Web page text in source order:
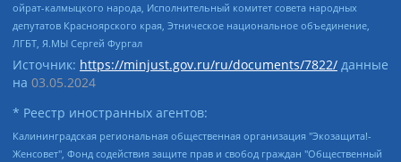
ойрат-калмыцкого народа, Исполнительный комитет совета народных
депутатов Красноярского края, Этническое национальное объединение,
ЛГБТ, Я.МЫ Сергей Фургал
Источник: https://minjust.gov.ru/ru/documents/7822/ данные
на 03.05.2024
* Реестр иностранных агентов:
Калининградская региональная общественная организация "Экозащита!-Женсовет", Фонд содействия защите прав и свобод граждан "Общественный вердикт", Фонд "Институт Развития Свободы Информации", Частное учреждение "Информационное агентство МЕМО. РУ", Региональная общественная организация "Общественная комиссия по сохранению наследия академика Сахарова", Фонд поддержки свободы прессы, Санкт-Петербургская общественная правозащитная организация "Гражданский контроль", Межрегиональная общественная организация "Информационно-просветительский центр "Мемориал", Региональный Фонд "Центр Защиты Прав Средств Массовой Информации", с 05.12.2023 Фонд "Центр Защиты Прав Средств массовой информации", Региональная общественная благотворительная организация помощи беженцам и мигрантам "Гражданское содействие", Негосударственное образовательное учреждение дополнительного профессионального образования (повышение квалификации) специалистов "АКАДЕМИЯ ПО ПРАВАМ ЧЕЛОВЕКА", Свердловская региональная общественная организация "Сутяжник", Автономная некоммерческая организация "Центр независимых социологических исследований", Союз общественных объединений "Российский исследовательский центр по правам человека", Региональное общественное учреждение научно-информационный центр "МЕМОРИАЛ", Некоммерческая организация "Фонд защиты гласности", Автономная некоммерческая организация "Институт прав человека", Городская общественная организация "Екатеринбургское общество "МЕМОРИАЛ", Городская общественная организация "Рязанское историко-просветительское и правозащитное общество "Мемориал" (Рязанский Мемориал), Челябинский региональный орган общественной самодеятельности – женское общественное объединение "Женщины Евразии", Челябинский региональный орган общественной самодеятельности "Уральская правозащитная группа", Фонд содействия защите здоровья и социальной справедливости имени Андрея Рылькова, Автономная Некоммерческая Организация "Аналитический Центр Юрия Левады", Автономная некоммерческая организация социальной поддержки населения "Проект Апрель", Региональная общественная организация помощи женщинам и детям, находящимся в кризисной ситуации "Информационно-методический центр "Анна", Фонд содействия развитию массовых коммуникаций и правовому просвещению "Так-так-Так", Фонд содействия устойчивому развитию "Серебряная тайга", Свердловский региональный общественный фонд социальных проектов "Новое время", "Idel.Реалии", Кавказ.Реалии, Крым.Реалии, Телеканал Настоящее Время, Татаро-башкирская служба Радио Свобода (Azatliq Radiosi), Радио Свободная Европа/Радио Свобода (PCE/PC), "Сибирь.Реалии", "Фактограф", Благотворительный фонд помощи осужденным и их семьям, Автономная некоммерческая организация "Институт глобализации и социальных движений", Фонд "В защиту прав заключенных", Частное учреждение "Центр поддержки и содействия развитию средств массовой информации", Пензенский региональный общественный благотворительный фонд "Гражданский союз", "Север.Реалии", Некоммерческая организация Фонд "Правовая инициатива", Общество с ограниченной ответственностью "Радио Свободная Европа/Радио Свобода", Чешское информационное агентство "MEDIUM-ORIENT", Красноярская региональная общественная организация "Мы против СПИДа", Камалягин Денис Николаевич, Маркелов Сергей Евгеньевич, Пономарев Лев Александрович, Савицкая Людмила Алексеевна, Автономная некоммерческая организация "Центр по работе с проблемой насилия "НАСИЛИЮ.НЕТ", Межрегиональный профессиональный союз работников здравоохранения "Альянс врачей", Юридическое лицо, зарегистрированное в Латвийской Республике, SIA "Medusa Project" (регистрационный номер 40103797863, дата регистрации 10.06.2014), Некоммерческая организация "Фонд по борьбе с коррупцией", Автономная некоммерческая организация "Институт права и публичной политики", Баданин Роман Сергеевич, Гликин Максим Александрович, Железнова Мария Михайловна, Лукьянова Юлия Сергеевна, Маетная Елизавета Витальевна, Маняхин Петр Борисович, Чуракова Ольга Владимировна, Ярош Юлия Петровна, Юридическое лицо "The Insider SIA", зарегистрированное в Риге, Латвийская Республика (дата регистрации 26.06.2015), являющееся администратором доменного имени интернет-издания "The Insider SIA", https://theins.ru, Постернак Алексей Евгеньевич, Рубин Михаил Аркадьевич, Анин Роман Александрович, Юридическое лицо Istories fonds, зарегистрированное в Латвийской Республике (регистрационный номер 50008295751, дата регистрации 24.02.2020), Великовский Дмитрий Александрович, Долинина Ирина Николаевна, Мароховская Алеся Алексеевна, Шлейнов Роман Юрьевич, Шмагун Олеся Валентиновна, Общество с ограниченной ответственностью "Альтаир 2021", Общество с ограниченной ответственностью "Вега 2021", Общество с ограниченной ответственностью "Главный редактор 2021", Общество с ограниченной ответственностью "Ромашки монолит", Важенков Артем Валерьевич, Ивановская областная общественная организация "Центр гендерных исследований", Гурман Юрий Альбертович, Медиапроект "ОВД-Инфо", Егоров Владимир Владимирович, Жилинский Владимир Александрович, Общество с ограниченной ответственностью "ЗП", Иванова София Юрьевна, Карезина Инна Павловна, Кильтау Екатерина Викторовна, Петров Алексей Викторович, Пискунов Сергей Евгеньевич, Смирнов Сергей Сергеевич, Тихонов Михаил Сергеевич, Общество с ограниченной ответственностью "ЖУРНАЛИСТ-ИНОСТРАННЫЙ АГЕНТ", Арапова Галина Юрьевна, Вольтская Татьяна Анатольевна, Американская компания "Mason G.E.S. Anonymous Foundation" (США), являющаяся владельцем интернет-издания https://mnews.world/, Компания "Stichting Bellingcat", зарегистрированная в Нидерландах (дата регистрации 11.07.2018), Захаров Андрей Вячеславович, Клепиковская Екатерина Дмитриевна, Общество с ограниченной ответственностью "МЕМО", Перл Роман Александрович, Симонов Евгений Алексеевич, Соловьева Елена Анатольевна, Сотников Даниил Владимирович, Сурначева Елизавета Дмитриевна, Автономная некоммерческая организация по защите прав человека и информированию населения "Якутия – Наше Мнение", Общество с ограниченной ответственностью "Москоу диджитал медиа", с 26.01.2023 Общество с ограниченной ответственностью "Чайка Белые сады", Ветошкина Валерия Валерьевна, Заговора Максим Александрович, Межрегиональное общественное движение "Российская ЛГБТ - сеть", Оленичев Максим Владимирович, Павлов Иван Юрьевич, Скворцова Елена Сергеевна, Общество с ограниченной ответственностью "Как бы инагент", Кочетков Игорь Викторович, Общество с ограниченной ответственностью "Честные выборы", Еланчик Олег Александрович, Общество с ограниченной ответственностью "Нобелевский призыв", Гималова Регина Эмилевна, Григорьев Андрей Валерьевич, Григорьева Алина Александровна, Ассоциация по содействию защите прав призывников, альтернативнослужащих и военнослужащих "Правозащитная группа "Гражданин.Армия.Право", Хисамова Регина Фаритовна, Автономная некоммерческая организация по реализации социально-правовых программ "Лилит", Дальневосточное общественное движение "Маяк", Санкт-Петербургская ЛГБТ-инициативная группа "Выход", Инициативная группа ЛГБТ+ "Реверс", Алексеев Андрей Викторович, Бекбулатова Таисия Львовна, Беляев Иван Михайлович, Владыкина Елена Сергеевна, Гельман Марат Александрович, Никульшина Вероника Юрьевна, Толоконникова Надежда Андреевна, Шендерович Виктор Анатольевич, Общество с ограниченной ответственностью "Данное сообщение", Общество с ограниченной ответственностью Издательский дом "Новая глава", Айнбиндер Александра Александровна, Московский комьюнити-центр для ЛГБТ+инициатив, Благотворительный фонд развития филантропии, Deutsche Welle (Германия, Kurt-Schumacher-Strasse 3, 53113 Bonn), Борзунова Мария Михайловна, Воробьев Виктор Викторович, Голубева Анна Львовна, Константинова Алла Михайловна, Малкова Ирина Владимировна, Мурадов Мурад Абдулгалимович, Осетинская Елизавета Николаевна, Понасенков Евгений Николаевич, Ганапольский Матвей Юрьевич, Киселев Евгений Алексеевич, Борухович Ирина Григорьевна, Дремин Иван Тимофеевич, Дубровский Дмитрий Викторович, Красноярская региональная общественная организация поддержки и развития альтернативных образовательных технологий и межкультурных коммуникаций "ИНТЕРРА", Маяковская Екатерина Алексеевна, Фейгин Марк Захарович, Филимонов Андрей Викторович, Дзугкоева Регина Николаевна, Доброхотов Роман Александрович, Дудь Юрий Александрович, Елкин Сергей Владимирович, Кругликов Кирилл Игоревич, Сабунаева Мария Леонидовна, Семенов Алексей Владимирович, Шаинян Карен Багратович, Шульман Екатерина Михайловна, Асафьев Артур Валерьевич, Вахштайн Виктор Семенович, Венедиктов Алексей Алексеевич, Лушникова Екатерина Евгеньевна, Волков Леонид Михайлович, Невзоров Александр Глебович, Пархоменко Сергей Борисович, Сироткин Ярослав Николаевич, Кара-Мурза Владимир Владимирович, Баранова Наталья Владимировна, Гозман Леонид Яковлевич, Кагарлицкий Борис Юльевич, Климарев Михаил Валерьевич, Милов Владимир Станиславович, Автономная некоммерческая организация Краснодарский центр современного искусства "Типография", Моргенштерн Алишер Тагирович, Соболь Любовь Эдуардовна, Общество с ограниченной ответственностью "ЛИЗА НОРМ", Каспаров Гарри Кимович, Ходорковский Михаил Борисович, Общество с ограниченной ответственностью "Апрельские тезисы", Данилович Ирина Брониславовна, Кашин Олег Владимирович, Петров Николай Владимирович, Пивоваров Алексей Владимирович, Соколов Михаил Владимирович, Цветкова Юлия Владимировна, Чичваркин Евгений Александрович, Комитет против пыток/Команда против пыток, Общество с ограниченной ответственностью "Первый научный", Общество с ограниченной ответственностью "Вертолет и ко", Белоцерковская Вероника Борисовна, Кац Максим Евгеньевич, Лазарева Татьяна Юрьевна, Шаведдинов Руслан Табризович, Яшин Илья Валерьевич, Общество с ограниченной ответственностью "Иноагент ААВ", Алешковский Дмитрий Петрович, Альбац Евгения Марковна, Быков Дмитрий Львович, Галямина Юлия Евгеньевна, Лойко Сергей Леонидович, Мартынов Кирилл Константинович, Медведев Сергей Александрович, Крашенинников Федор Геннадиевич, Гордеева Катерина Вл